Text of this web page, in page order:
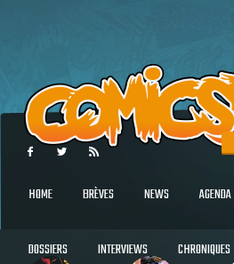
HOME BRÈVES NEWS AGENDA
DOSSIERS INTERVIEWS CHRONIQUES